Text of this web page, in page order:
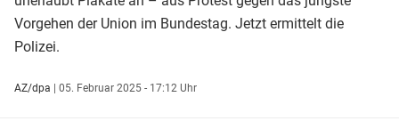
Vorgehen der Union im Bundestag. Jetzt ermittelt die
Polizei.
AZ/dpa | 05. Februar 2025 - 17:12 Uhr